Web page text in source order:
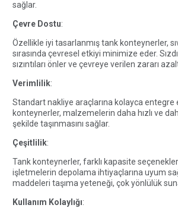
sağlar.
Çevre Dostu:
Özellikle iyi tasarlanmış tank konteynerler,
sırasında çevresel etkiyi minimize eder.
sızıntıları önler ve çevreye verilen zararı
Verimlilik:
Standart nakliye araçlarına kolayca entegre
konteynerler, malzemelerin daha hızlı ve
şekilde taşınmasını sağlar.
Çeşitlilik:
Tank konteynerler, farklı kapasite
işletmelerin depolama ihtiyaçlarına uyum
maddeleri taşıma yeteneği, çok yönlülük
Kullanım Kolaylığı: